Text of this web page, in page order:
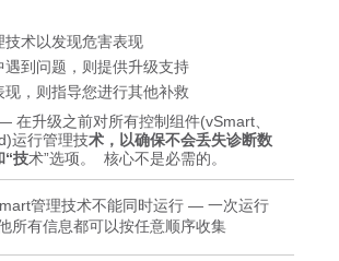
技术以发现危害表现
遇到问题，则提供升级支持
，则指导您进行其他补救
在升级之前对所有控制组件(vSmart、
运行管理技术，以确保不会丢失诊断数
“技术”选项。 核心不是必需的。
管理技术不能同时运行 — 一次运行
所有信息都可以按任意顺序收集